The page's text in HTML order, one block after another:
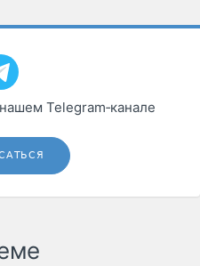
Telegram‑канале